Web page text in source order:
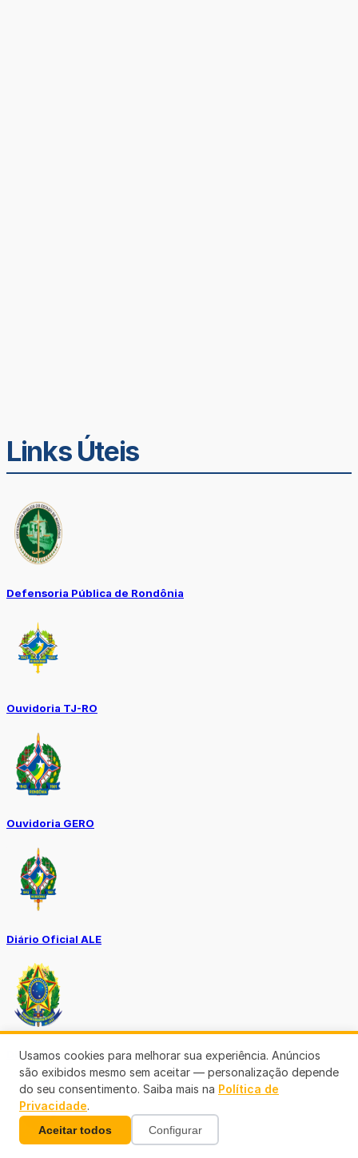
Links Úteis
Defensoria Pública de Rondônia
Ouvidoria TJ-RO
Ouvidoria GERO
Diário Oficial ALE
Diário Oficial da União
Usamos cookies para melhorar sua experiência. Anúncios
são exibidos mesmo sem aceitar — personalização depende
do seu consentimento. Saiba mais na Política de
Privacidade.
Aceitar todos Configurar